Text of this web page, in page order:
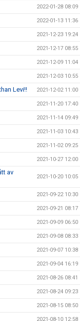
2022-01-28 08:09
2022-01-13 11:36
2021-12-23 19:24
2021-12-17 08:55
2021-12-09 11:04
2021-12-03 10:55
Levi!! 2021-12-02 11:00
2021-11-20 17:40
2021-11-14 09:49
2021-11-03 10:43
2021-11-02 09:25
2021-10-27 12:00
av
2021-10-20 10:05
2021-09-22 10:30
2021-09-21 08:17
2021-09-09 06:50
2021-09-08 08:33
2021-09-07 10:38
2021-09-04 16:19
2021-08-26 08:41
2021-08-24 09:23
2021-08-15 08:50
2021-08-10 12:58